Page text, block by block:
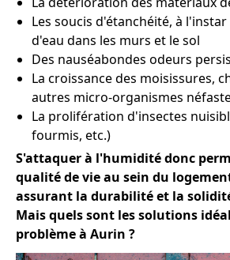
Les soucis d'étanchéité, à
d'eau dans les murs et le sol
Des nauséabondes odeurs
La croissance des moisissures,
autres micro-organismes
La prolifération d'insectes
fourmis, etc.)
S'attaquer à l'humidité donc
qualité de vie au sein du
assurant la durabilité et la
Mais quels sont les solutions
problème à Aurin ?